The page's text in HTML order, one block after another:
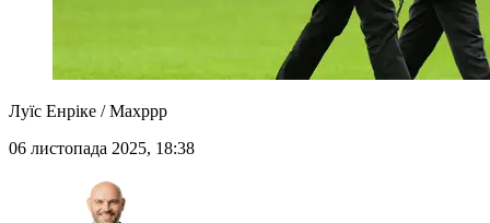
Луїс Енріке / Maxppp
06 листопада 2025, 18:38